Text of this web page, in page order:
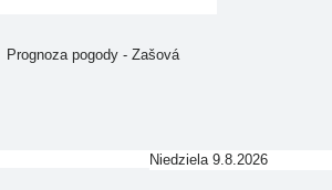
Niedziela 9.8.2026